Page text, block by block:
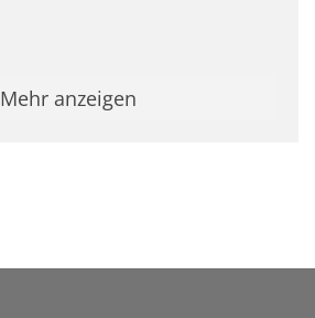
Mehr anzeigen